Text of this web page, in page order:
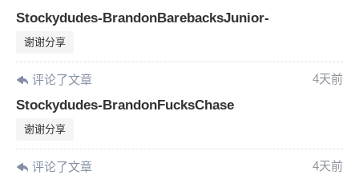
Stockydudes-BrandonBarebacksJunior-
谢谢分享
评论了文章 4天前
Stockydudes-BrandonFucksChase
谢谢分享
评论了文章 4天前